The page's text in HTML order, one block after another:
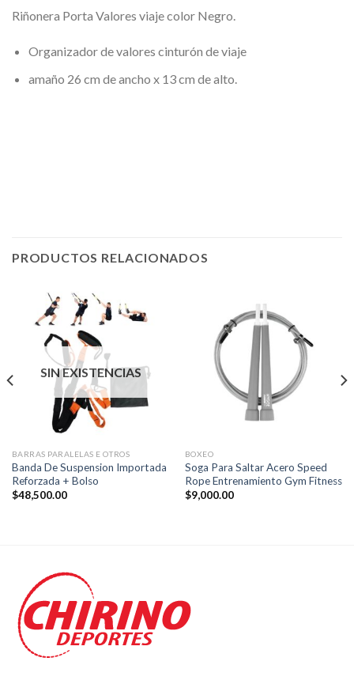
Riñonera Porta Valores viaje color Negro.
Organizador de valores cinturón de viaje
amaño 26 cm de ancho x 13 cm de alto.
PRODUCTOS RELACIONADOS
SIN EXISTENCIAS
BARRAS PARALELAS E OTROS
Banda De Suspension Importada
Reforzada + Bolso
$48,500.00
BOXEO
Soga Para Saltar Acero Speed
Rope Entrenamiento Gym Fitness
$9,000.00